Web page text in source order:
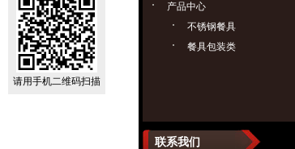
产品中心
不锈钢餐具
餐具包装类
联系我们
请用手机二维码扫描